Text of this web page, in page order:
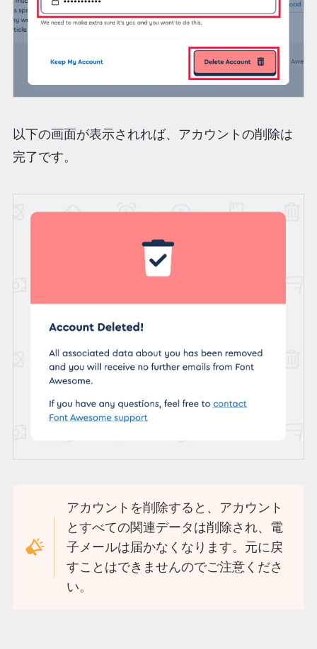
以下の画面が表示されれば、アカウントの削除は
完了です。
アカウントを削除すると、アカウント
とすべての関連データは削除され、電
子メールは届かなくなります。元に戻
すことはできませんのでご注意くださ
い。